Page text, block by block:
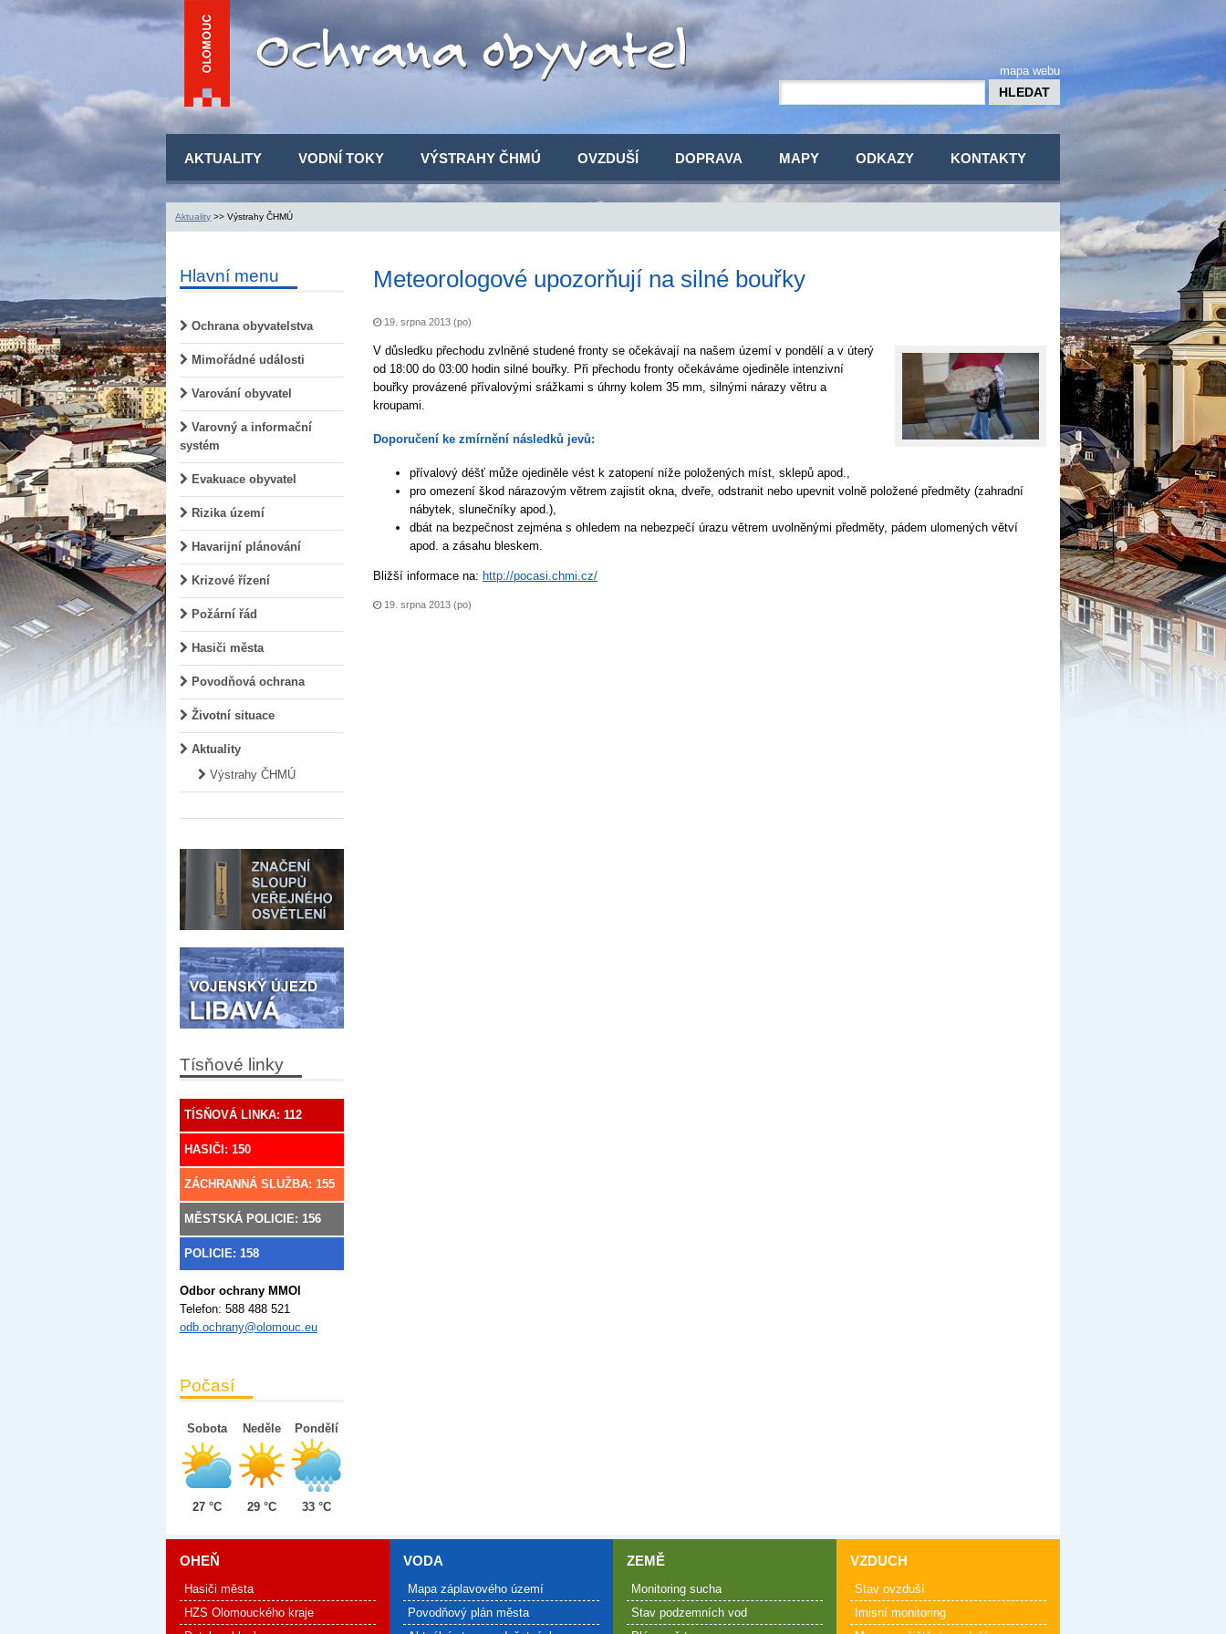
mapa webu
AKTUALITY VODNÍ TOKY VÝSTRAHY ČHMÚ OVZDUŠÍ DOPRAVA MAPY ODKAZY KONTAKTY
Aktuality >> Výstrahy ČHMÚ
Hlavní menu
Ochrana obyvatelstva
Mimořádné události
Varování obyvatel
Varovný a informační
systém
Evakuace obyvatel
Rizika území
Havarijní plánování
Krizové řízení
Požární řád
Hasiči města
Povodňová ochrana
Životní situace
Aktuality
Výstrahy ČHMÚ
Tísňové linky
TÍSŇOVÁ LINKA: 112
HASIČI: 150
ZÁCHRANNÁ SLUŽBA: 155
MĚSTSKÁ POLICIE: 156
POLICIE: 158
Odbor ochrany MMOl
Telefon: 588 488 521
odb.ochrany@olomouc.eu
Počasí
Sobota
27 °C
Neděle
29 °C
Pondělí
33 °C
Meteorologové upozorňují na silné bouřky
19. srpna 2013 (po)
V důsledku přechodu zvlněné studené fronty se očekávají na našem území v pondělí a v úterý
od 18:00 do 03:00 hodin silné bouřky. Při přechodu fronty očekáváme ojediněle intenzivní
bouřky provázené přívalovými srážkami s úhrny kolem 35 mm, silnými nárazy větru a
kroupami.
Doporučení ke zmírnění následků jevů:
přívalový déšť může ojediněle vést k zatopení níže položených míst, sklepů apod.,
pro omezení škod nárazovým větrem zajistit okna, dveře, odstranit nebo upevnit volně položené předměty (zahradní
nábytek, slunečníky apod.),
dbát na bezpečnost zejména s ohledem na nebezpečí úrazu větrem uvolněnými předměty, pádem ulomených větví
apod. a zásahu bleskem.
Bližší informace na: http://pocasi.chmi.cz/
19. srpna 2013 (po)
OHEŇ
Hasiči města
HZS Olomouckého kraje
VODA
Mapa záplavového území
Povodňový plán města
ZEMĚ
Monitoring sucha
Stav podzemních vod
VZDUCH
Stav ovzduší
Imisní monitoring